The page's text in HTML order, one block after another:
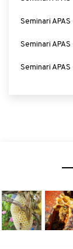
Seminari
Seminari
Seminari